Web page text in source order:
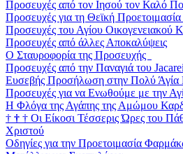
Προσευχές από τον Ιησού τον Καλό
Προσευχές για τη Θεϊκή
Προσευχές του Αγίου Οικογενειακού
Προσευχές από άλλες Αποκαλύψεις
Ο Σταυροφορία της Προσευχής
Προσευχές από την Παναγιά του Jacarei
Ευσεβής Προσήλωση στην Πολύ Άγία
Προσευχές για να Ενωθούμε με την
Η Φλόγα της Αγάπης της Αμώμου
† † † Οι Είκοσι Τέσσερις Ώρες του
Χριστού
Οδηγίες για την Προετοιμασία